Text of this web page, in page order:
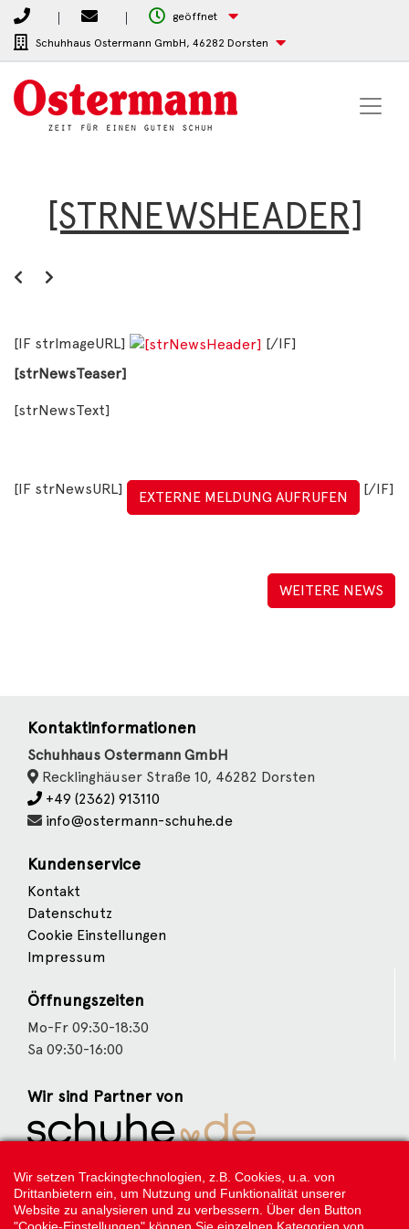
geöffnet
Schuhhaus Ostermann GmbH, 46282 Dorsten
[STRNEWSHEADER]
[IF strImageURL]
[/IF]
[strNewsTeaser]
[strNewsText]
[IF strNewsURL] EXTERNE MELDUNG AUFRUFEN [/IF]
WEITERE NEWS
Kontaktinformationen
Schuhhaus Ostermann GmbH
Recklinghäuser Straße 10, 46282 Dorsten
+49 (2362) 913110
info@ostermann-schuhe.de
Kundenservice
Kontakt
Datenschutz
Cookie Einstellungen
Impressum
Öffnungszeiten
Mo-Fr 09:30-18:30
Sa 09:30-16:00
Wir sind Partner von
Weitere Partner
Wir setzen Trackingtechnologien, z.B. Cookies, u.a. von
Drittanbietern ein, um Nutzung und Funktionalität unserer
Website zu analysieren und zu verbessern. Über den Button